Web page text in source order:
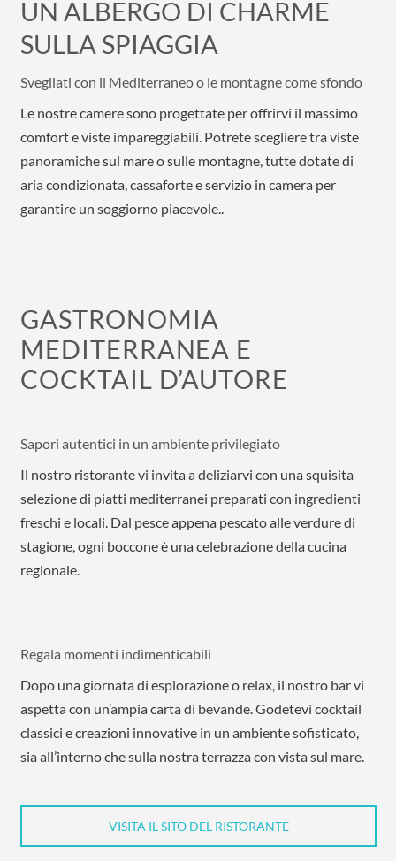
UN ALBERGO DI CHARME
SULLA SPIAGGIA
Svegliati con il Mediterraneo o le montagne come sfondo
Le nostre camere sono progettate per offrirvi il massimo
comfort e viste impareggiabili. Potrete scegliere tra viste
panoramiche sul mare o sulle montagne, tutte dotate di
aria condizionata, cassaforte e servizio in camera per
garantire un soggiorno piacevole..
GASTRONOMIA
MEDITERRANEA E
COCKTAIL D’AUTORE
Sapori autentici in un ambiente privilegiato
Il nostro ristorante vi invita a deliziarvi con una squisita
selezione di piatti mediterranei preparati con ingredienti
freschi e locali. Dal pesce appena pescato alle verdure di
stagione, ogni boccone è una celebrazione della cucina
regionale.
Regala momenti indimenticabili
Dopo una giornata di esplorazione o relax, il nostro bar vi
aspetta con un’ampia carta di bevande. Godetevi cocktail
classici e creazioni innovative in un ambiente sofisticato,
sia all’interno che sulla nostra terrazza con vista sul mare.
VISITA IL SITO DEL RISTORANTE